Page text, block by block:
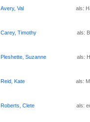
Avery, Val als:
Carey, Timothy als:
Pleshette, Suzanne als:
Reid, Kate als:
Roberts, Clete als: